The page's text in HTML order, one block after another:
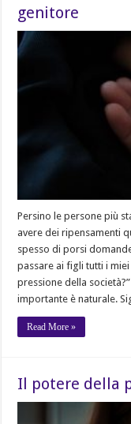
genitore
Persino le persone più
avere dei ripensamenti
spesso di porsi
passare ai figli tutti i
pressione della
importante è naturale.
Read More »
Il potere della